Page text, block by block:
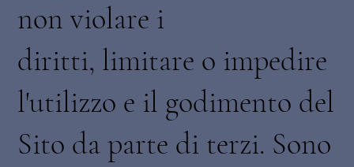
non violare i
diritti, limitare o impedire
l'utilizzo e il godimento del
Sito da parte di terzi. Sono